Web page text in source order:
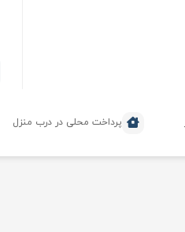
پرداخت محلی در درب منزل